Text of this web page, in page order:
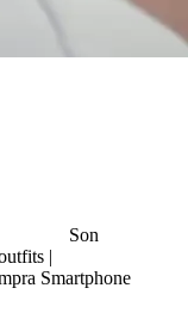
Son
|
Smartphone